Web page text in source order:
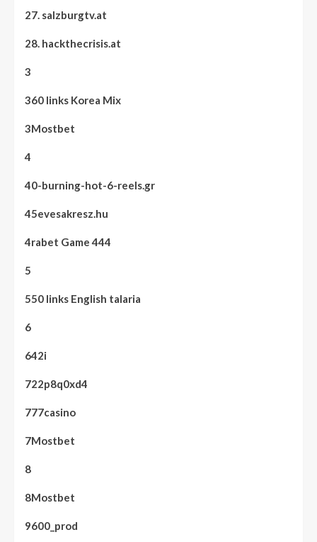
27. salzburgtv.at
28. hackthecrisis.at
3
360 links Korea Mix
3Mostbet
4
40-burning-hot-6-reels.gr
45evesakresz.hu
4rabet Game 444
5
550 links English talaria
6
642i
722p8q0xd4
777casino
7Mostbet
8
8Mostbet
9600_prod